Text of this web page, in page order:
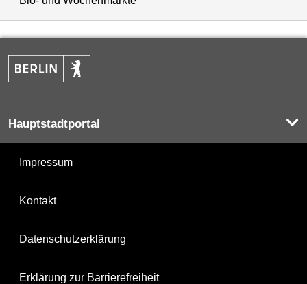
Hauptstadtportal
Impressum
Kontakt
Datenschutzerklärung
Erklärung zur Barrierefreiheit